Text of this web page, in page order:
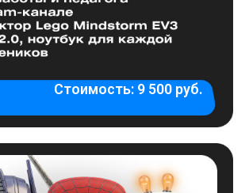
Стоимость: 9 500 руб.